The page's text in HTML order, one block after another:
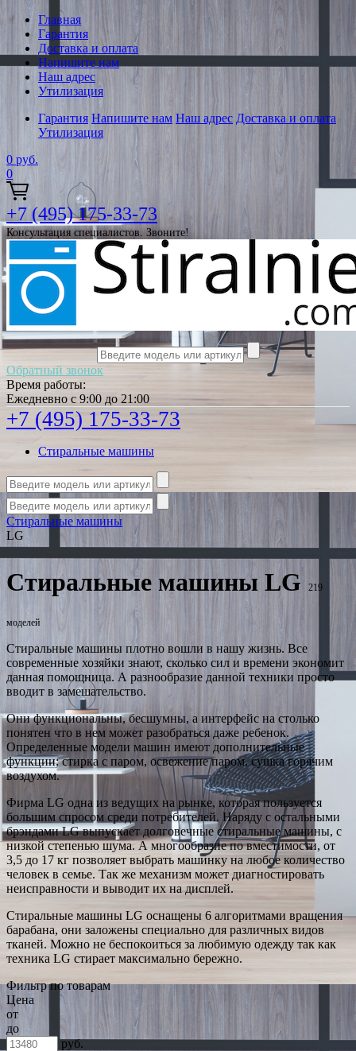
Главная
Гарантия
Доставка и оплата
Напишите нам
Наш адрес
Утилизация
Гарантия Напишите нам Наш адрес Доставка и оплата
Утилизация
0 руб.
0
+7 (495) 175-33-73
Консультация специалистов. Звоните!
Обратный звонок
Время работы:
Ежедневно с 9:00 до 21:00
+7 (495) 175-33-73
Стиральные машины
Стиральные машины
LG
Стиральные машины LG 219
моделей
Стиральные машины плотно вошли в нашу жизнь. Все
современные хозяйки знают, сколько сил и времени экономит
данная помощница. А разнообразие данной техники просто
вводит в замешательство.
Они функциональны, бесшумны, а интерфейс на столько
понятен что в нем может разобраться даже ребенок.
Определенные модели машин имеют дополнительные
функции: стирка с паром, освежение паром, сушка горячим
воздухом.
Фирма LG одна из ведущих на рынке, которая пользуется
большим спросом среди потребителей. Наряду с остальными
брэндами LG выпускает долговечные стиральные машины, с
низкой степенью шума. А многообразие по вместимости, от
3,5 до 17 кг позволяет выбрать машинку на любое количество
человек в семье. Так же механизм может диагностировать
неисправности и выводит их на дисплей.
Стиральные машины LG оснащены 6 алгоритмами вращения
барабана, они заложены специально для различных видов
тканей. Можно не беспокоиться за любимую одежду так как
техника LG стирает максимально бережно.
Фильтр по товарам
Цена
от
до
руб.